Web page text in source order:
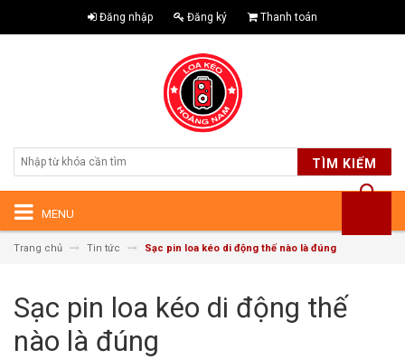
Đăng nhập Đăng ký Thanh toán
TÌM KIẾM
MENU
Trang chủ Tin tức Sạc pin loa kéo di động thế nào là đúng
Sạc pin loa kéo di động thế
nào là đúng